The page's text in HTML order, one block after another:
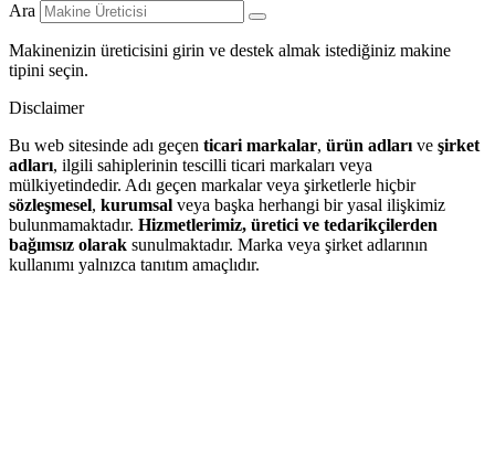
Ara
Makinenizin üreticisini girin ve destek almak istediğiniz makine
tipini seçin.
Disclaimer
Bu web sitesinde adı geçen ticari markalar, ürün adları ve şirket
adları, ilgili sahiplerinin tescilli ticari markaları veya
mülkiyetindedir. Adı geçen markalar veya şirketlerle hiçbir
sözleşmesel, kurumsal veya başka herhangi bir yasal ilişkimiz
bulunmamaktadır. Hizmetlerimiz, üretici ve tedarikçilerden
bağımsız olarak sunulmaktadır. Marka veya şirket adlarının
kullanımı yalnızca tanıtım amaçlıdır.